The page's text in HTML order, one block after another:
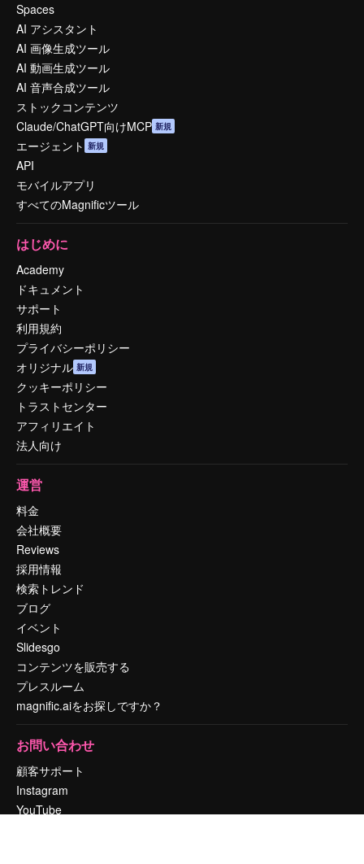
Spaces
AI アシスタント
AI 画像生成ツール
AI 動画生成ツール
AI 音声合成ツール
ストックコンテンツ
Claude/ChatGPT向けMCP 新規
エージェント 新規
API
モバイルアプリ
すべてのMagnificツール
はじめに
Academy
ドキュメント
サポート
利用規約
プライバシーポリシー
オリジナル 新規
クッキーポリシー
トラストセンター
アフィリエイト
法人向け
運営
料金
会社概要
Reviews
採用情報
検索トレンド
ブログ
イベント
Slidesgo
コンテンツを販売する
プレスルーム
magnific.aiをお探しですか？
お問い合わせ
顧客サポート
Instagram
YouTube